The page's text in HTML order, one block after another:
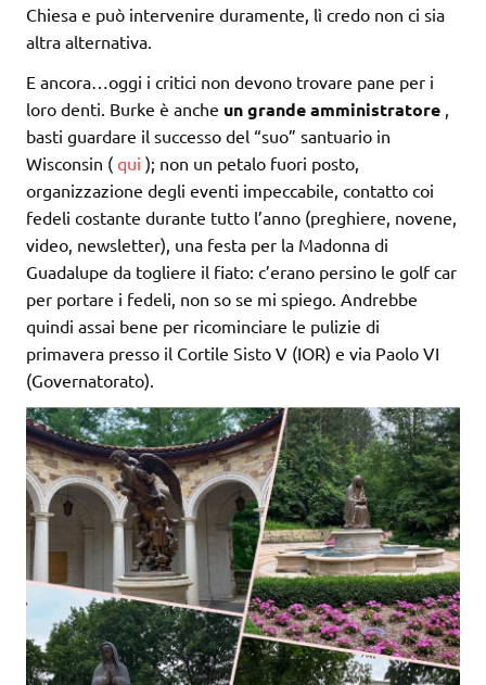
Chiesa e può intervenire duramente, lì credo non ci sia
altra alternativa.
E ancora…oggi i critici non devono trovare pane per i
loro denti. Burke è anche un grande amministratore ,
basti guardare il successo del “suo” santuario in
Wisconsin ( qui ); non un petalo fuori posto,
organizzazione degli eventi impeccabile, contatto coi
fedeli costante durante tutto l’anno (preghiere, novene,
video, newsletter), una festa per la Madonna di
Guadalupe da togliere il fiato: c’erano persino le golf car
per portare i fedeli, non so se mi spiego. Andrebbe
quindi assai bene per ricominciare le pulizie di
primavera presso il Cortile Sisto V (IOR) e via Paolo VI
(Governatorato).